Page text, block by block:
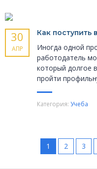
30
АПР
Как
Иногда одной
работодатель
который долгое
пройти
Категория: Учеба
1 2 3